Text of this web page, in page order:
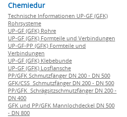
Chemiedur
Technische Informationen UP-GF (GFK)
Rohrsysteme
UP-GF (GFK) Rohre
UP-GF (GFK) Formteile und Verbindungen
UP-GF-PP (GFK) Formteile und
Verbindungen
UP-GF (GFK) Klebebunde
UP-GF (GFK) Losflansche
PP/GFK Schmutzfänger DN 200 - DN 500
GFK/CSS Schmutzfänger DN 200 - DN 500
PP/GFK Schrägsitzschmutzfänger DN 200 -
DN 400
GFK und PP/GFK Mannlochdeckel DN 500
- DN 800